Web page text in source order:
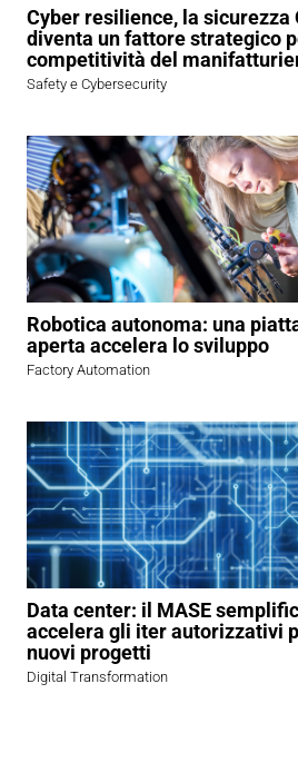
Cyber resilience, la sicurezza
diventa un fattore strategico
competitività del
Safety e Cybersecurity
Robotica autonoma: una
aperta accelera lo sviluppo
Factory Automation
Data center: il MASE
accelera gli iter autorizzativi
nuovi progetti
Digital Transformation